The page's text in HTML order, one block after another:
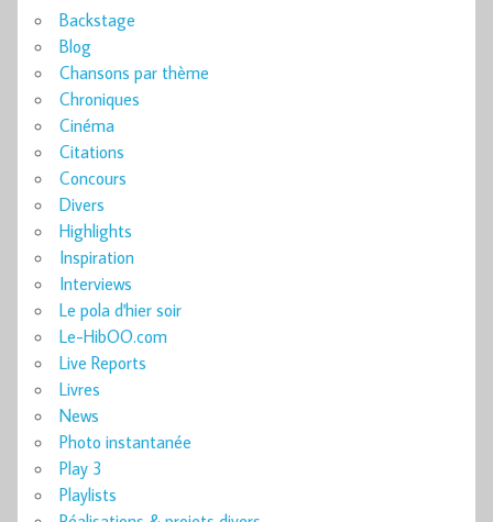
Backstage
Blog
Chansons par thème
Chroniques
Cinéma
Citations
Concours
Divers
Highlights
Inspiration
Interviews
Le pola d'hier soir
Le-HibOO.com
Live Reports
Livres
News
Photo instantanée
Play 3
Playlists